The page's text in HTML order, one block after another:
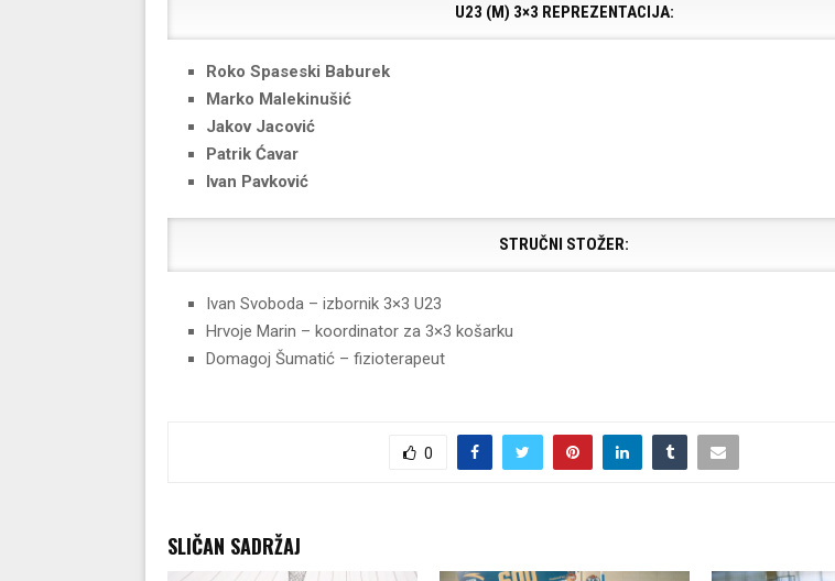
U23 (M) 3×3 REPREZENTACIJA:
Roko Spaseski Baburek
Marko Malekinušić
Jakov Jacović
Patrik Ćavar
Ivan Pavković
STRUČNI STOŽER:
Ivan Svoboda – izbornik 3×3 U23
Hrvoje Marin – koordinator za 3×3 košarku
Domagoj Šumatić – fizioterapeut
0
SLIČAN SADRŽAJ